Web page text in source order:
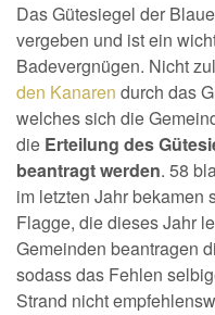
Das Gütesiegel der
vergeben und ist ein
Badevergnügen. Nicht
den Kanaren durch das
welches sich die
die Erteilung des
beantragt werden. 58
im letzten Jahr bekamen
Flagge, die dieses Jahr
Gemeinden beantragen
sodass das Fehlen
Strand nicht